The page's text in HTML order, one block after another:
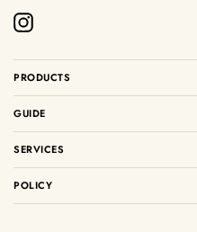
入
力
PRODUCTS
GUIDE
SERVICES
POLICY